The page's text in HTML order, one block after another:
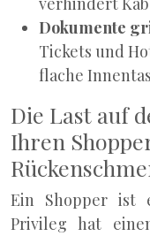
Dokumente
Tickets und
flache
Die Last auf
Ihren
Ein Shopper ist
Privileg hat